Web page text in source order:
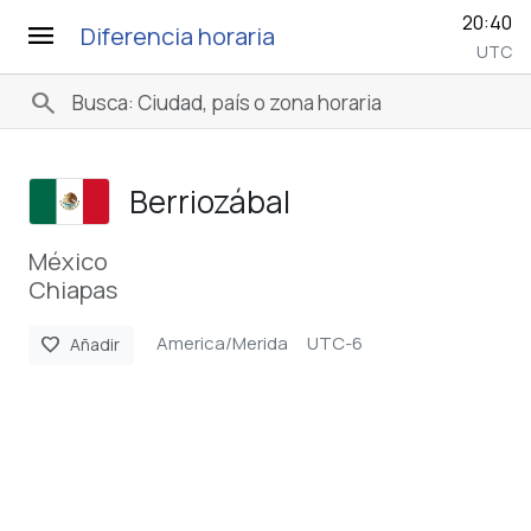
menu Diferencia horaria 20:40
UTC
search
Berriozábal
México
Chiapas
favorite Añadir America/Merida UTC-6